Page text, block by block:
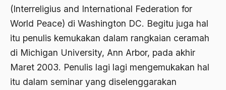
(Interreligius and International Federation for
World Peace) di Washington DC. Begitu juga hal
itu penulis kemukakan dalam rangkaian ceramah
di Michigan University, Ann Arbor, pada akhir
Maret 2003. Penulis lagi lagi mengemukakan hal
itu dalam seminar yang diselenggarakan
Airport Noto Hadi Negoro
Ajaran AGama
Ajaran Agama Islam
Ajaran Islam
ajaran kemasyarakatan